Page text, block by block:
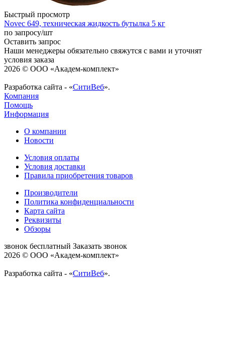
Быстрый просмотр
Novec 649, техническая жидкость бутылка 5 кг
по запросу/шт
Оставить запрос
Наши менеджеры обязательно свяжутся с вами и уточнят
условия заказа
2026 © ООО «Академ-комплект»
Разработка сайта - «СитиВеб».
Компания
Помощь
Информация
О компании
Новости
Условия оплаты
Условия доставки
Правила приобретения товаров
Производители
Политика конфиденциальности
Карта сайта
Реквизиты
Обзоры
звонок бесплатный Заказать звонок
2026 © ООО «Академ-комплект»
Разработка сайта - «СитиВеб».